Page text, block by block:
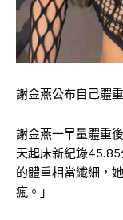
謝金燕公布自己體
謝金燕一早量體重
天起床新紀錄
的體重相當纖細，
瘋。」